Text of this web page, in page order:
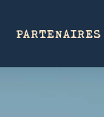
PARTENAIRES